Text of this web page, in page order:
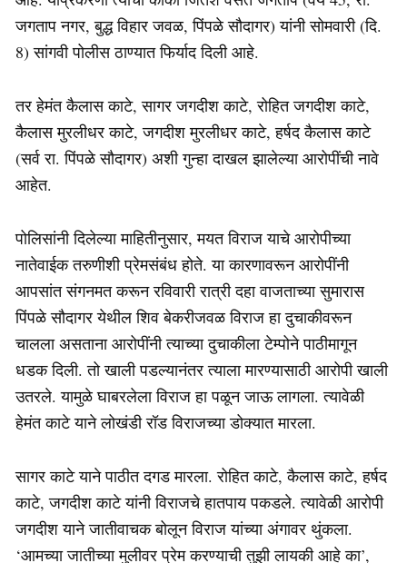
जगताप नगर, बुद्ध विहार जवळ, पिंपळे सौदागर) यांनी सोमवारी (दि.
8) सांगवी पोलीस ठाण्यात फिर्याद दिली आहे.
तर हेमंत कैलास काटे, सागर जगदीश काटे, रोहित जगदीश काटे,
कैलास मुरलीधर काटे, जगदीश मुरलीधर काटे, हर्षद कैलास काटे
(सर्व रा. पिंपळे सौदागर) अशी गुन्हा दाखल झालेल्या आरोपींची नावे
आहेत.
पोलिसांनी दिलेल्या माहितीनुसार, मयत विराज याचे आरोपीच्या
नातेवाईक तरुणीशी प्रेमसंबंध होते. या कारणावरून आरोपींनी
आपसांत संगनमत करून रविवारी रात्री दहा वाजताच्या सुमारास
पिंपळे सौदागर येथील शिव बेकरीजवळ विराज हा दुचाकीवरून
चालला असताना आरोपींनी त्याच्या दुचाकीला टेम्पोने पाठीमागून
धडक दिली. तो खाली पडल्यानंतर त्याला मारण्यासाठी आरोपी खाली
उतरले. यामुळे घाबरलेला विराज हा पळून जाऊ लागला. त्यावेळी
हेमंत काटे याने लोखंडी रॉड विराजच्या डोक्‍यात मारला.
सागर काटे याने पाठीत दगड मारला. रोहित काटे, कैलास काटे, हर्षद
काटे, जगदीश काटे यांनी विराजचे हातपाय पकडले. त्यावेळी आरोपी
जगदीश याने जातीवाचक बोलून विराज यांच्या अंगावर थुंकला.
‘आमच्या जातीच्या मुलीवर प्रेम करण्याची तुझी लायकी आहे का’,